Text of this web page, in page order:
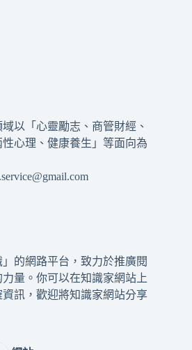
以「心靈勵志、商管財經、
心理、健康養生」等面向為
的網路平台，致力於推廣閱
量。你可以在知識家網站上
訊，歡迎將知識家網站分享